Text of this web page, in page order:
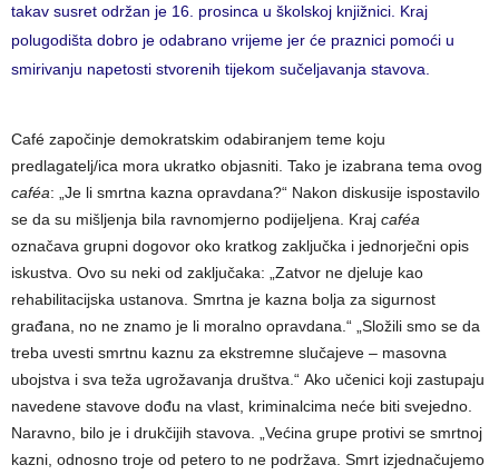
takav susret održan je 16. prosinca u školskoj knjižnici. Kraj
polugodišta dobro je odabrano vrijeme jer će praznici pomoći u
smirivanju napetosti stvorenih tijekom sučeljavanja stavova.
Café započinje demokratskim odabiranjem teme koju
predlagatelj/ica mora ukratko objasniti. Tako je izabrana tema ovog
caféa: „Je li smrtna kazna opravdana?“ Nakon diskusije ispostavilo
se da su mišljenja bila ravnomjerno podijeljena. Kraj caféa
označava grupni dogovor oko kratkog zaključka i jednorječni opis
iskustva. Ovo su neki od zaključaka: „Zatvor ne djeluje kao
rehabilitacijska ustanova. Smrtna je kazna bolja za sigurnost
građana, no ne znamo je li moralno opravdana.“ „Složili smo se da
treba uvesti smrtnu kaznu za ekstremne slučajeve – masovna
ubojstva i sva teža ugrožavanja društva.“ Ako učenici koji zastupaju
navedene stavove dođu na vlast, kriminalcima neće biti svejedno.
Naravno, bilo je i drukčijih stavova. „Većina grupe protivi se smrtnoj
kazni, odnosno troje od petero to ne podržava. Smrt izjednačujemo